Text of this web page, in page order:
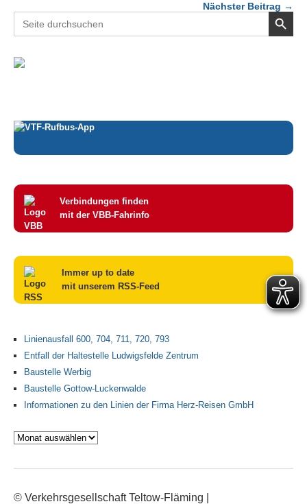
Nächster Beitrag →
Search
for:
Search Button
Verbindungen finden
mit der VBB-Fahrinfo
Immer up to date
mit unserem RSS-Feed
Linienausfall 600, 704, 711, 720, 793
Entfall der Haltestelle Ludwigsfelde Zentrum
Baustelle Werbig
Baustelle Gottow-Luckenwalde
Informationen zu den Linien der Firma Herz-Reisen GmbH
Archiv
© Verkehrsgesellschaft Teltow-Fläming